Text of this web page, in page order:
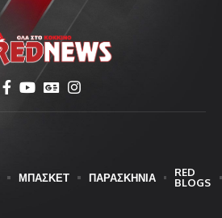
ΜΠΑΣΚΕΤ ΠΑΡΑΣΚΗΝΙΑ
RED
BLOGS